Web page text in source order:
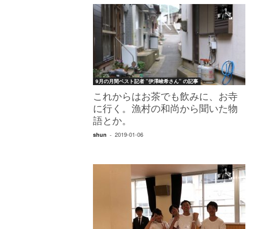
9月の月間ベスト記者 ”伊澤峻希さん” の記事
これからはお茶でも飲みに、お寺
に行く。漁村の和尚から聞いた物
語とか。
shun - 2019-01-06